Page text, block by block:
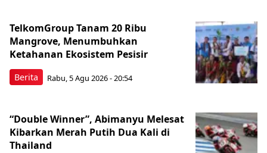
Berita
TelkomGroup Tanam 20 Ribu
Mangrove, Menumbuhkan
Ketahanan Ekosistem Pesisir
Rabu, 5 Agu 2026 - 20:54
“Double Winner”, Abimanyu Melesat
Kibarkan Merah Putih Dua Kali di
Thailand